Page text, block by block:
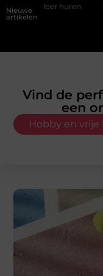
Nieuwe
artikelen
Mythes en feiten
Vind de
een
Hobby en vrije